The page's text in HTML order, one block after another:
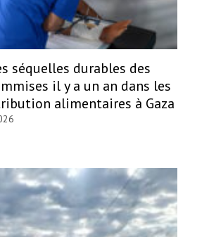
séquelles durables des
il y a un an dans les
alimentaires à Gaza